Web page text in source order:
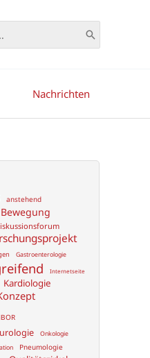
Nachrichten
anstehend
Bewegung
Gastroenterologie
Internetseite
Kardiologie
Onkologie
Pneumologie